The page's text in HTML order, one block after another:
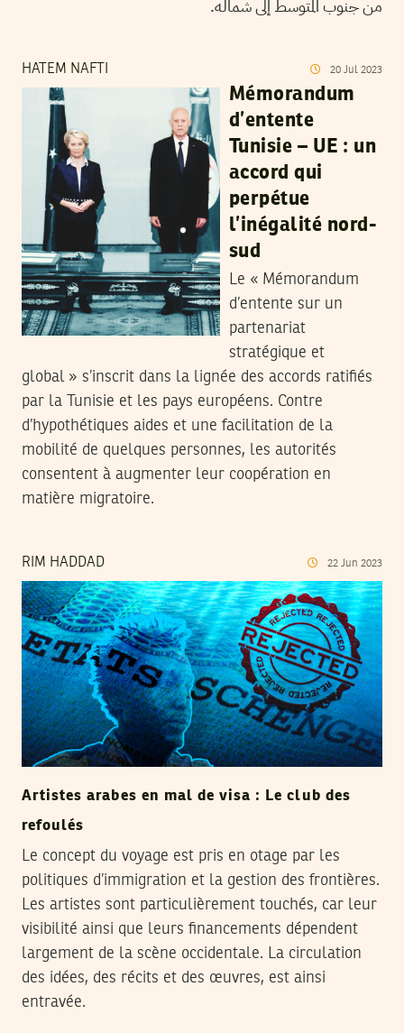
من جنوب المتوسط إلى شماله.
HATEM NAFTI 20 Jul 2023
Mémorandum
d’entente
Tunisie – UE : un
accord qui
perpétue
l’inégalité nord-
sud
Le « Mémorandum
d’entente sur un
partenariat
stratégique et
global » s’inscrit dans la lignée des accords ratifiés
par la Tunisie et les pays européens. Contre
d’hypothétiques aides et une facilitation de la
mobilité de quelques personnes, les autorités
consentent à augmenter leur coopération en
matière migratoire.
RIM HADDAD 22 Jun 2023
Artistes arabes en mal de visa : Le club des
refoulés
Le concept du voyage est pris en otage par les
politiques d’immigration et la gestion des frontières.
Les artistes sont particulièrement touchés, car leur
visibilité ainsi que leurs financements dépendent
largement de la scène occidentale. La circulation
des idées, des récits et des œuvres, est ainsi
entravée.